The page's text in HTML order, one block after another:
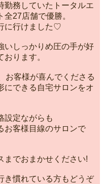
勤務していたトータルエ
27店舗で優勝。
に行けました♡
いしっかりめ圧の手が好
ります。
お客様が喜んでくださる
にできる自宅サロンをオ
設定ながらも
お客様目線のサロンで
までおまかせください!
き慣れている方もどうぞ